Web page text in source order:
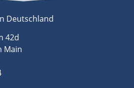
Deutschland
42d
Main